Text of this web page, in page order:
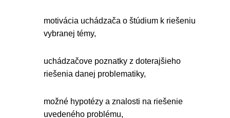
motivácia uchádzača o štúdium k riešeniu
vybranej témy,
uchádzačove poznatky z doterajšieho
riešenia danej problematiky,
možné hypotézy a znalosti na riešenie
uvedeného problému,